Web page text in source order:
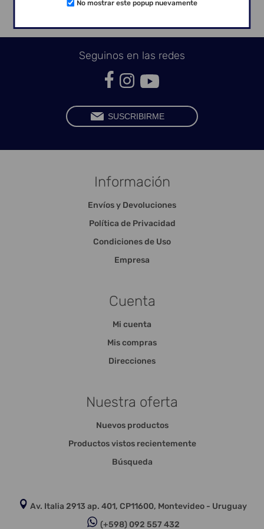
Seguinos en las redes
Información
Envíos y Devoluciones
Política de Privacidad
Condiciones de Uso
Empresa
Cuenta
Mi cuenta
Mis compras
Direcciones
Nuestra oferta
Nuevos productos
Productos vistos recientemente
Búsqueda
Av. Italia 2913 ap. 401, CP11600, Montevideo - Uruguay
(+598) 092 557 432
No mostrar este popup nuevamente